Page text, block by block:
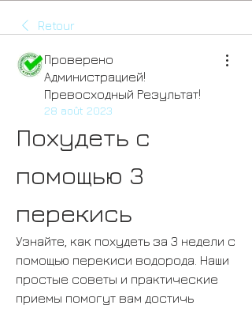
Retour
Проверено
Администрацией!
Превосходный Результат!
28 août 2023
Похудеть с
помощью 3
перекись
Узнайте, как похудеть за 3 недели с
помощью перекиси водорода. Наши
простые советы и практические
приемы помогут вам достичь